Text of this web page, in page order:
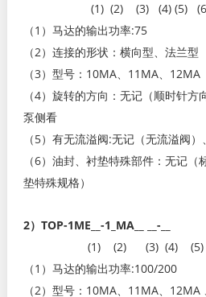
(1) (2) (3) (4) (5)
（1）马达的输出功率:75
（2）连接的形状：横向型、法兰型
（3）型号：10MA、11MA、12MA
（4）旋转的方向：无记（顺时针
泵侧看
（5）有无流溢阀:无记（无流溢阀）
（6）油封、衬垫特殊部件：无记（
垫特殊规格）
2）TOP-1ME__-1_MA__ __-__
(1) (2) (3) (4) (5)
（1）马达的输出功率:100/200
（2）型号：10MA、11MA、12MA